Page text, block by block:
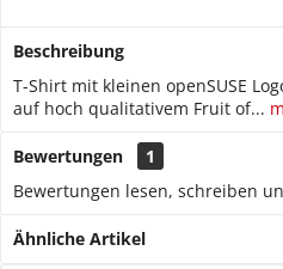
Beschreibung
T-Shirt mit kleinen openSUSE
auf hoch qualitativem Fruit of...
Bewertungen
1
Bewertungen lesen, schreiben
Ähnliche Artikel